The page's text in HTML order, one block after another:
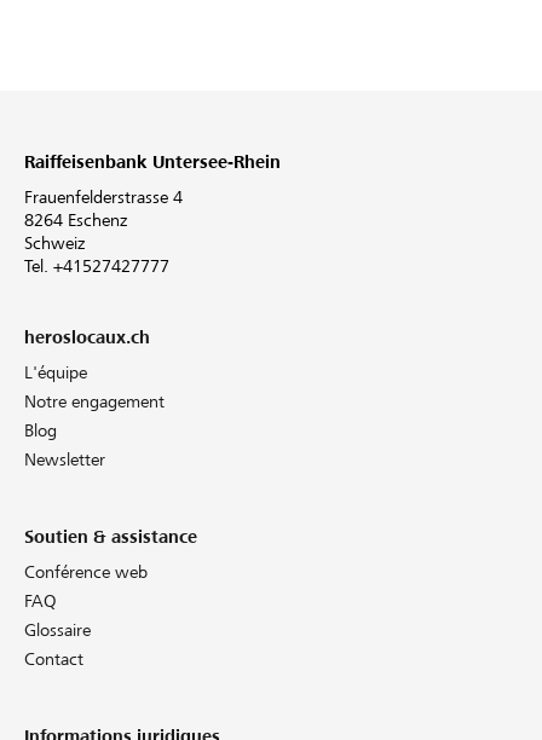
Raiffeisenbank Untersee-Rhein
Frauenfelderstrasse 4
8264 Eschenz
Schweiz
Tel. +41527427777
heroslocaux.ch
L'équipe
Notre engagement
Blog
Newsletter
Soutien & assistance
Conférence web
FAQ
Glossaire
Contact
Informations juridiques